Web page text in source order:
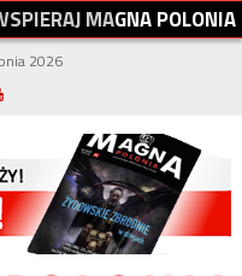
SPIERAJMAGNAPOLONIA
2026